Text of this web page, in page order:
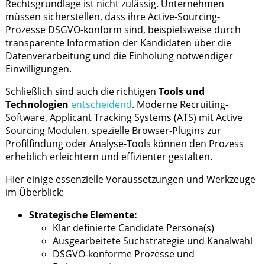
Rechtsgrundlage ist nicht zulässig. Unternehmen
müssen sicherstellen, dass ihre Active-Sourcing-
Prozesse DSGVO-konform sind, beispielsweise durch
transparente Information der Kandidaten über die
Datenverarbeitung und die Einholung notwendiger
Einwilligungen.
Schließlich sind auch die richtigen Tools und
Technologien entscheidend. Moderne Recruiting-
Software, Applicant Tracking Systems (ATS) mit Active
Sourcing Modulen, spezielle Browser-Plugins zur
Profilfindung oder Analyse-Tools können den Prozess
erheblich erleichtern und effizienter gestalten.
Hier einige essenzielle Voraussetzungen und Werkzeuge
im Überblick:
Strategische Elemente:
Klar definierte Candidate Persona(s)
Ausgearbeitete Suchstrategie und Kanalwahl
DSGVO-konforme Prozesse und